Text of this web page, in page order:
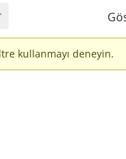
kullanmayı deneyin.